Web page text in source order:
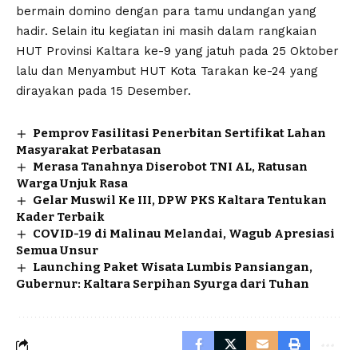
bermain domino dengan para tamu undangan yang
hadir. Selain itu kegiatan ini masih dalam rangkaian
HUT Provinsi Kaltara ke-9 yang jatuh pada 25 Oktober
lalu dan Menyambut HUT Kota Tarakan ke-24 yang
dirayakan pada 15 Desember.
Pemprov Fasilitasi Penerbitan Sertifikat Lahan
Masyarakat Perbatasan
Merasa Tanahnya Diserobot TNI AL, Ratusan
Warga Unjuk Rasa
Gelar Muswil Ke III, DPW PKS Kaltara Tentukan
Kader Terbaik
COVID-19 di Malinau Melandai, Wagub Apresiasi
Semua Unsur
Launching Paket Wisata Lumbis Pansiangan,
Gubernur: Kaltara Serpihan Syurga dari Tuhan